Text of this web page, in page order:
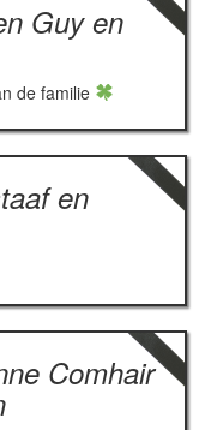
Guy en
de familie
en
Comhair